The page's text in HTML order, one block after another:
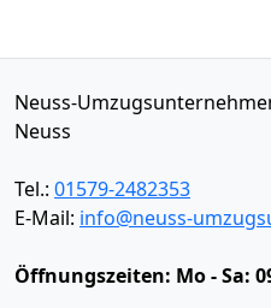
Neuss-
Neuss
Tel.: 01579-2482353
E-Mail: info@neuss-
Öffnungszeiten: Mo - Sa: